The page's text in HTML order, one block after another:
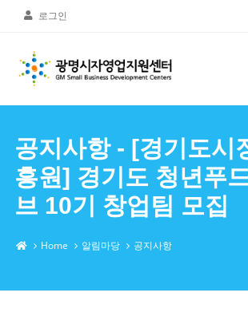
로그인
공지사항 - [경기도시
흥원] 경기도 청년푸
브 10기 창업팀 모집
Home 알림마당 공지사항